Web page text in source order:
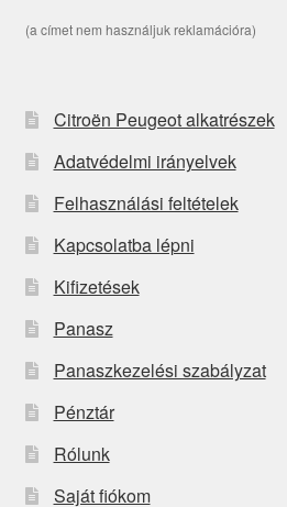
(a címet nem használjuk reklamációra)
Citroën Peugeot alkatrészek
Adatvédelmi irányelvek
Felhasználási feltételek
Kapcsolatba lépni
Kifizetések
Panasz
Panaszkezelési szabályzat
Pénztár
Rólunk
Saját fiókom